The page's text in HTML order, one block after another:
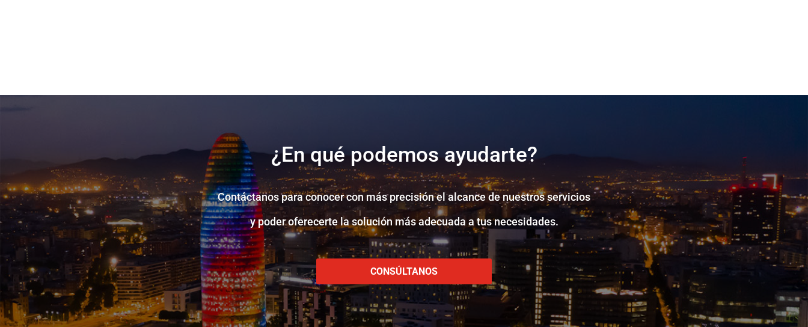
¿En qué podemos ayudarte?
Contáctanos para conocer con más precisión el alcance de nuestros servicios
y poder oferecerte la solución más adecuada a tus necesidades.
CONSÚLTANOS